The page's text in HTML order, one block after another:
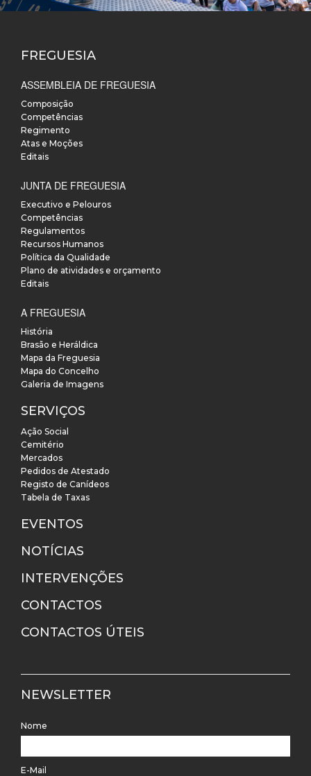
FREGUESIA
ASSEMBLEIA DE FREGUESIA
Composição
Competências
Regimento
Atas e Moções
Editais
JUNTA DE FREGUESIA
Executivo e Pelouros
Competências
Regulamentos
Recursos Humanos
Política da Qualidade
Plano de atividades e orçamento
Editais
A FREGUESIA
História
Brasão e Heráldica
Mapa da Freguesia
Mapa do Concelho
Galeria de Imagens
SERVIÇOS
Ação Social
Cemitério
Mercados
Pedidos de Atestado
Registo de Canídeos
Tabela de Taxas
EVENTOS
NOTÍCIAS
INTERVENÇÕES
CONTACTOS
CONTACTOS ÚTEIS
NEWSLETTER
Nome
E-Mail